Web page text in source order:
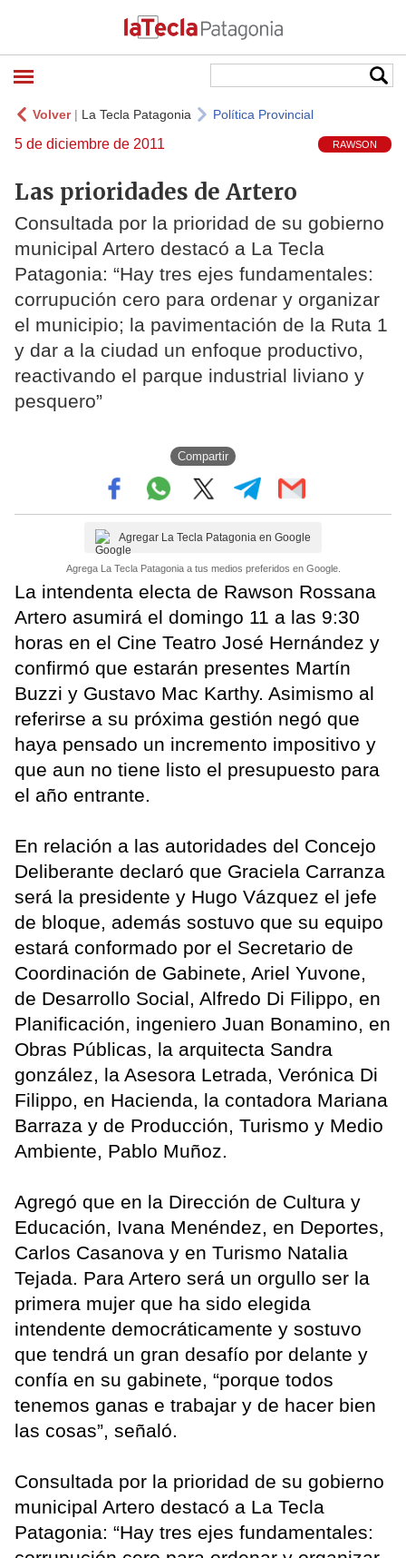
Volver| La Tecla Patagonia Política Provincial
5 de diciembre de 2011 RAWSON
Las prioridades de Artero
Consultada por la prioridad de su gobierno
municipal Artero destacó a La Tecla
Patagonia: “Hay tres ejes fundamentales:
corrupución cero para ordenar y organizar
el municipio; la pavimentación de la Ruta 1
y dar a la ciudad un enfoque productivo,
reactivando el parque industrial liviano y
pesquero”
Compartir
Agregar La Tecla Patagonia en Google
Agrega La Tecla Patagonia a tus medios preferidos en Google.
La intendenta electa de Rawson Rossana
Artero asumirá el domingo 11 a las 9:30
horas en el Cine Teatro José Hernández y
confirmó que estarán presentes Martín
Buzzi y Gustavo Mac Karthy. Asimismo al
referirse a su próxima gestión negó que
haya pensado un incremento impositivo y
que aun no tiene listo el presupuesto para
el año entrante.
En relación a las autoridades del Concejo
Deliberante declaró que Graciela Carranza
será la presidente y Hugo Vázquez el jefe
de bloque, además sostuvo que su equipo
estará conformado por el Secretario de
Coordinación de Gabinete, Ariel Yuvone,
de Desarrollo Social, Alfredo Di Filippo, en
Planificación, ingeniero Juan Bonamino, en
Obras Públicas, la arquitecta Sandra
gonzález, la Asesora Letrada, Verónica Di
Filippo, en Hacienda, la contadora Mariana
Barraza y de Producción, Turismo y Medio
Ambiente, Pablo Muñoz.
Agregó que en la Dirección de Cultura y
Educación, Ivana Menéndez, en Deportes,
Carlos Casanova y en Turismo Natalia
Tejada. Para Artero será un orgullo ser la
primera mujer que ha sido elegida
intendente democráticamente y sostuvo
que tendrá un gran desafío por delante y
confía en su gabinete, “porque todos
tenemos ganas e trabajar y de hacer bien
las cosas”, señaló.
Consultada por la prioridad de su gobierno
municipal Artero destacó a La Tecla
Patagonia: “Hay tres ejes fundamentales: